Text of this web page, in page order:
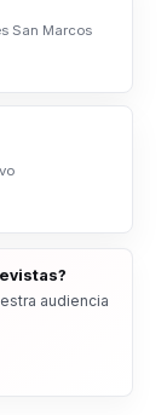
San Marcos
audiencia